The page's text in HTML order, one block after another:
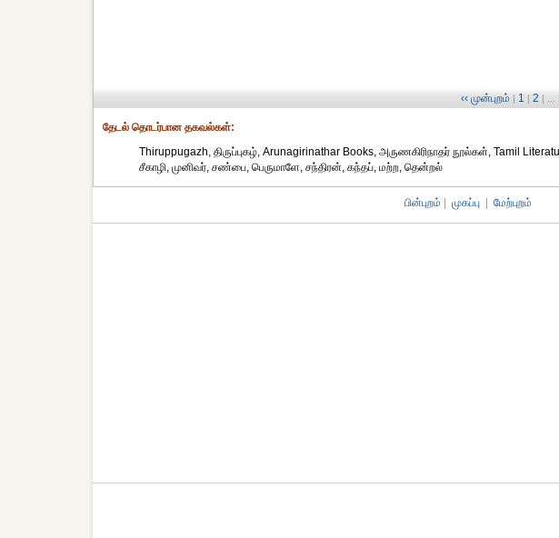
‹‹ முன்புறம் | 1 | 2 | ... |
தேட‌ல் தொட‌ர்பான தகவ‌ல்க‌ள்:
Thiruppugazh, திருப்புகழ், Arunagirinathar Books, அருணகிரிநாதர் நூல்கள், Tamil
சீகாழி, முனிவர், சண்பை, பெருமாளே, சந்திரன், கந்தப், மற்ற, தென்றல்
பின்புறம் முகப்பு மேற்புறம்